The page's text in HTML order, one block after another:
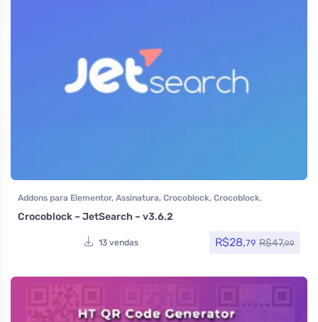
Addons para Elementor, Assinatura, Crocoblock, Crocoblock,
Crocoblock – JetSearch – v3.6.2
13 vendas R$28,79 R$47,99